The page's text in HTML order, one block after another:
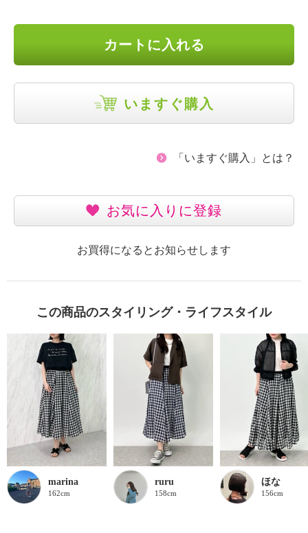
カートに入れる
いますぐ購入
「いますぐ購入」とは？
お気に入りに登録
お買得になるとお知らせします
この商品のスタイリング・ライフスタイル
marina
162cm
ruru
158cm
ほな
156cm